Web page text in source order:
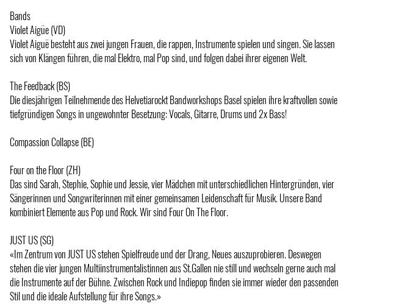
Bands
Violet Aigüe (VD)
Violet Aiguë besteht aus zwei jungen Frauen, die rappen, Instrumente spielen und singen. Sie lassen
sich von Klängen führen, die mal Elektro, mal Pop sind, und folgen dabei ihrer eigenen Welt.
The Feedback (BS)
Die diesjährigen Teilnehmende des Helvetiarockt Bandworkshops Basel spielen ihre kraftvollen sowie
tiefgründigen Songs in ungewohnter Besetzung: Vocals, Gitarre, Drums und 2x Bass!
Compassion Collapse (BE)
Four on the Floor (ZH)
Das sind Sarah, Stephie, Sophie und Jessie, vier Mädchen mit unterschiedlichen Hintergründen, vier
Sängerinnen und Songwriterinnen mit einer gemeinsamen Leidenschaft für Musik. Unsere Band
kombiniert Elemente aus Pop und Rock. Wir sind Four On The Floor.
JUST US (SG)
«Im Zentrum von JUST US stehen Spielfreude und der Drang, Neues auszuprobieren. Deswegen
stehen die vier jungen Multiinstrumentalistinnen aus St.Gallen nie still und wechseln gerne auch mal
die Instrumente auf der Bühne. Zwischen Rock und Indiepop finden sie immer wieder den passenden
Stil und die ideale Aufstellung für ihre Songs.»